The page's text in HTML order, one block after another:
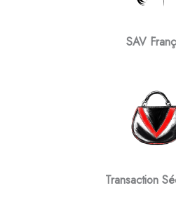
SAV
Transaction